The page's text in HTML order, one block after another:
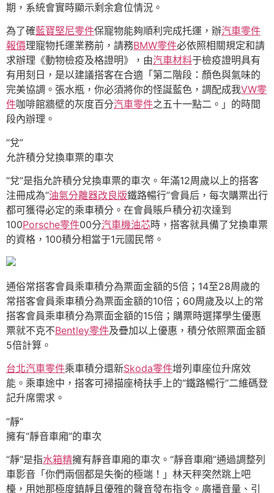
期，系統會實時顯示剩余倉位情況。
為了確藍寶堅尼零件保寵物能夠順利完成托運，辦汽車零件
報價理寵物托運業務前，請務BMW零件必依照相關規定和請
求辦理《動物檢疫及格證明》，由汽車材料于檢疫證明具有
有用刻日，是以建議搭客在合適「第二階段：顏色與氣味的
完美協調。張水瓶，你必須將你的怪誕藍色，調配成我VW零
件咖啡館牆壁的灰度百分汽車零件之五十一點二。」的時間
段內辦理。
“兌”
允許積分兌換車票的車次
“兌”是指允許積分兌換車票的車次。年滿12周歲以上的搭客
注冊成為“油氣分離器改良版鐵路暢行”會員后，每次購票出行
都可獲得必定的乘車積分。在會員賬戶積分初次達到
100Porsche零件00分汽車機油芯時，搭客就具備了兌換車票
的資格，100積分相當于1元國民幣。
通俗常搭客會員乘車積分為票面金額的5倍；14至28周歲的
常搭客會員乘車積分為票面金額的10倍；60周歲及以上的常
搭客會員乘車積分為票面金額的15倍；購票時選擇學生優惠
票就不克不Bentley零件及疊加以上優惠，積分依照票面金額
5倍計算。
台北汽車零件乘車積分還新Skoda零件增列車座位升席效
能。乘車途中，搭客可掃描座椅扶手上的“鐵路暢行”二維碼登
記升席需求。
“靜”
擁有“靜音車廂”的車次
“靜”是指水箱精擁有靜音車廂的車次。“靜音車廂”通過調整列
車影音「你們兩個都是失衡的極端！」林天秤突然跳上吧
檯，用她那極度鎮靜且優雅的聲音發布指令。廣播音量、引